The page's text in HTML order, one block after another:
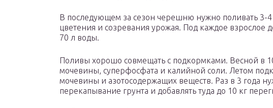
В последующем за сезон черешню нужно поливать 3-4
цветения и созревания урожая. Под каждое взрослое
70 л воды.
Поливы хорошо совмещать с подкормками. Весной в
мочевины, суперфосфата и калийной соли. Летом
мочевины и азотосодержащих веществ. Раз в 3 года
перекапывание грунта и добавлять туда до 10 кг